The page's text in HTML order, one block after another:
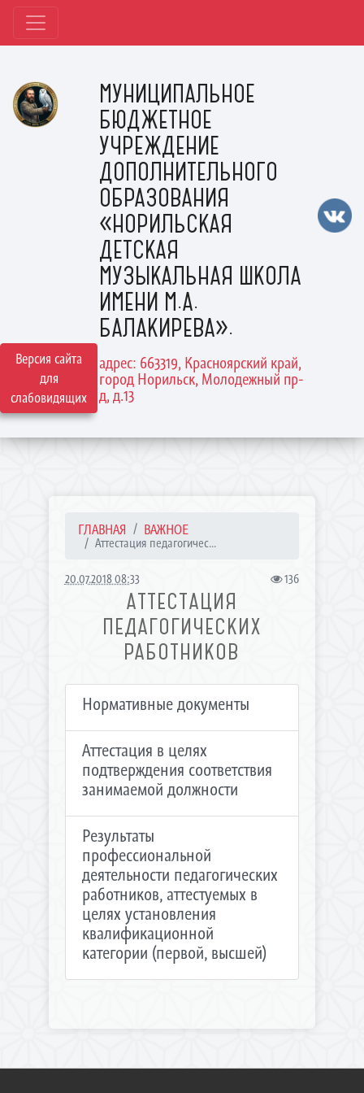
Версия сайта
для
слабовидящих
МУНИЦИПАЛЬНОЕ
БЮДЖЕТНОЕ
УЧРЕЖДЕНИЕ
ДОПОЛНИТЕЛЬНОГО
ОБРАЗОВАНИЯ
«НОРИЛЬСКАЯ
ДЕТСКАЯ
МУЗЫКАЛЬНАЯ ШКОЛА
ИМЕНИ М.А.
БАЛАКИРЕВА».
адрес: 663319, Красноярский край,
город Норильск, Молодежный пр-
д, д.13
ГЛАВНАЯ ВАЖНОЕ
Аттестация педагогичес...
20.07.2018 08:33 136
АТТЕСТАЦИЯ
ПЕДАГОГИЧЕСКИХ
РАБОТНИКОВ
Нормативные документы
Аттестация в целях
подтверждения соответствия
занимаемой должности
Результаты
профессиональной
деятельности педагогических
работников, аттестуемых в
целях установления
квалификационной
категории (первой, высшей)